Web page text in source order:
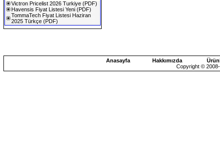
Victron Pricelist 2026 Turkiye (PDF)
Havensis Fiyat Listesi Yeni (PDF)
TommaTech Fiyat Listesi Haziran
2025 Türkçe (PDF)
Anasayfa Hakkımızda
Copyright ©